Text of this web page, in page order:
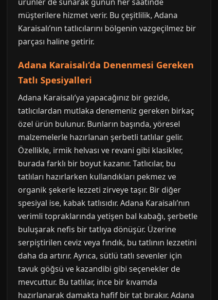
müşterilere hizmet verir. Bu çeşitlilik, Adana
Karaisalı’nın tatlıcılarını bölgenin vazgeçilmez bir
parçası haline getirir.
Adana Karaisalı’da Denenmesi Gereken
Tatlı Spesiyalleri
Adana Karaisalı’ya yapacağınız bir gezide,
tatlıcılardan mutlaka denemeniz gereken birkaç
özel ürün bulunur. Bunların başında, yöresel
malzemelerle hazırlanan şerbetli tatlılar gelir.
Özellikle, irmik helvası ve revani gibi klasikler,
burada farklı bir boyut kazanır. Tatlıcılar, bu
tatlıları hazırlarken kullandıkları pekmez ve
organik şekerle lezzeti zirveye taşır. Bir diğer
spesiyal ise, kabak tatlısıdır. Adana Karaisalı’nın
verimli topraklarında yetişen bal kabağı, şerbetle
buluşarak nefis bir tatlıya dönüşür. Üzerine
serpiştirilen ceviz veya fındık, bu tatlının lezzetini
daha da artırır. Ayrıca, sütlü tatlı sevenler için
tavuk göğsü ve kazandibi gibi seçenekler de
mevcuttur. Bu tatlılar, ince bir kıvamda
hazırlanarak damakta hafif bir tat bırakır. Adana